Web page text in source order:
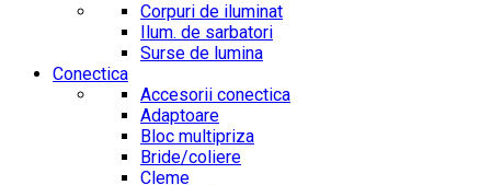
Corpuri de iluminat
Ilum. de sarbatori
Surse de lumina
Conectica
Accesorii conectica
Adaptoare
Bloc multipriza
Bride/coliere
Cleme